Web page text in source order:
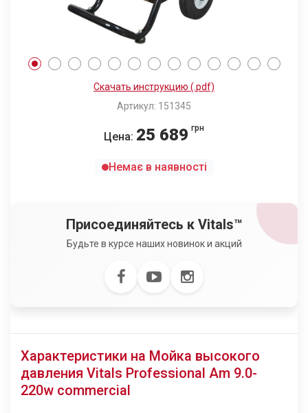
Скачать инструкцию (.pdf)
Артикул: 151345
Цена: 25 689 грн
Немає в наявності
Присоединяйтесь к Vitals™
Будьте в курсе наших новинок и акций
Характеристики на Мойка высокого
давления Vitals Professional Am 9.0-
220w commercial